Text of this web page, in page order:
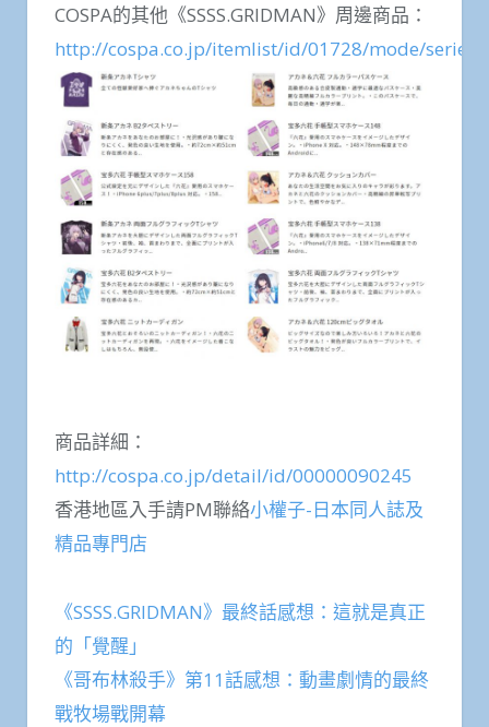
COSPA的其他《SSSS.GRIDMAN》周邊商品：
http://cospa.co.jp/itemlist/id/01728/mode/series
商品詳細：
http://cospa.co.jp/detail/id/00000090245
香港地區入手請PM聯絡小權子-日本同人誌及
精品專門店
《SSSS.GRIDMAN》最終話感想：這就是真正
的「覺醒」
《哥布林殺手》第11話感想：動畫劇情的最終
戰牧場戰開幕